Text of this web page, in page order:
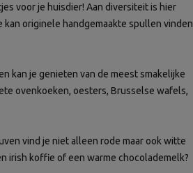
voor je huisdier! Aan diversiteit is hier
originele handgemaakte spullen vinden
kan je genieten van de meest smakelijke
ovenkoeken, oesters, Brusselse wafels,
vind je niet alleen rode maar ook witte
irish koffie of een warme chocolademelk?